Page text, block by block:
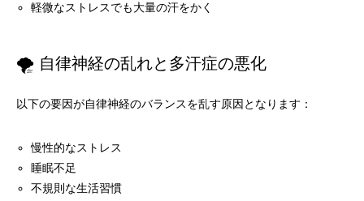
軽微なストレスでも大量の汗をかく
🌪️ 自律神経の乱れと多汗症の悪化
以下の要因が自律神経のバランスを乱す原因となります：
慢性的なストレス
睡眠不足
不規則な生活習慣